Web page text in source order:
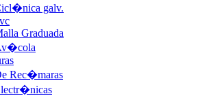
galv.
Graduada
Rec�maras